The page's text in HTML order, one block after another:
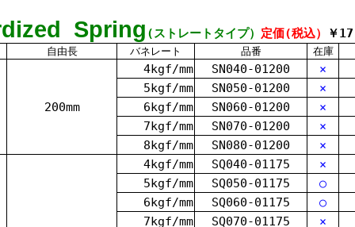
Spring (ストレートタイプ） 定価(税込） ￥
自由長 バネレート 品番 在庫
200mm
4kgf/mm SN040-01200 ×
5kgf/mm
SN050-01200 ×
6kgf/mm
SN060-01200 ×
7kgf/mm
SN070-01200 ×
8kgf/mm
SN080-01200 ×
4kgf/mm SQ040-01175 ×
5kgf/mm
SQ050-01175
○
6kgf/mm
SQ060-01175
○
7kgf/mm
SQ070-01175 ×